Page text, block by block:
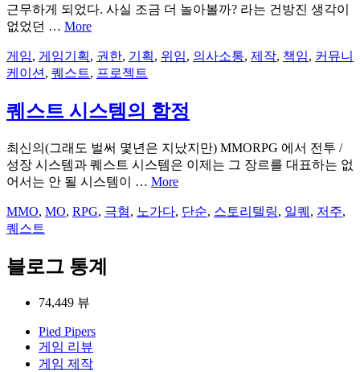
근무하게 되었다. 사실 조금 더 놀아볼까? 라는 건방진 생각이
없었던 … More
게임, 게임기획, 권한, 기획, 위임, 의사소통, 제작, 책임, 커뮤니
케이션 , 퀘스트, 프로젝트
퀘스트 시스템의 함정
최신의(그래도 벌써 몇년은 지났지만) MMORPG 에서 전투 /
성장 시스템과 퀘스트 시스템은 이제는 그 장르를 대표하는 없
어서는 안 될 시스템이 … More
MMO, MO, RPG, 극혐, 노가다, 단순, 스토리텔링, 일퀘 , 저주,
퀘스트
블로그 통계
74,449 뷰
Pied Pipers
게임 리뷰
게임 제작